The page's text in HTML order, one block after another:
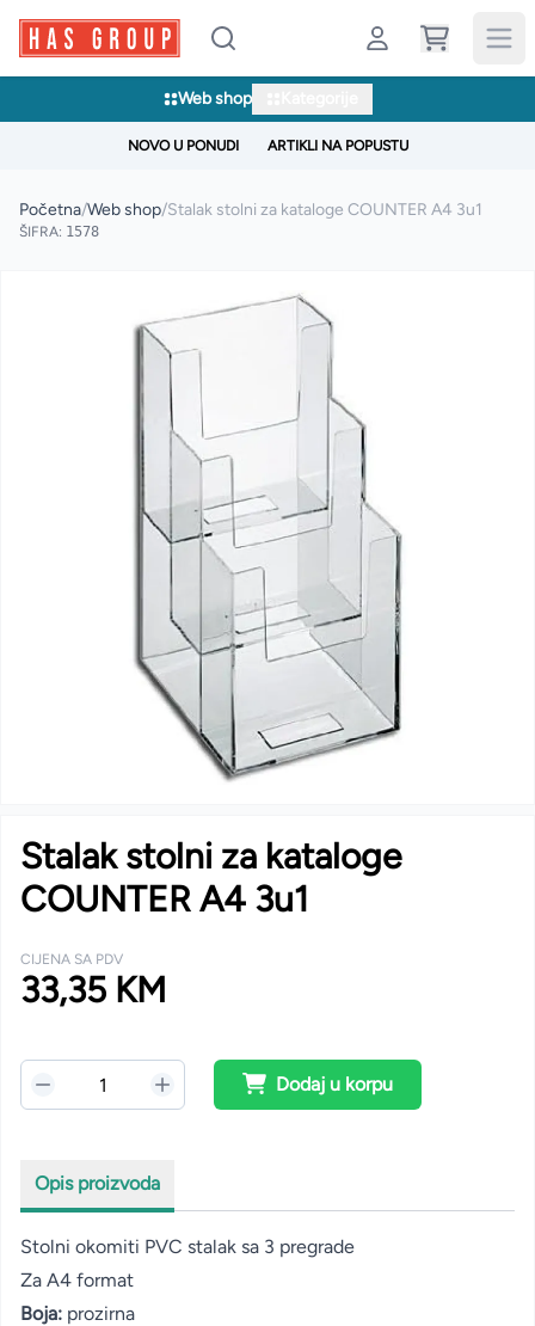
Web shop
NOVO U PONUDI ARTIKLI NA POPUSTU
Početna/Web shop/Stalak stolni za kataloge COUNTER A4 3u1
ŠIFRA: 1578
Stalak stolni za kataloge
COUNTER A4 3u1
CIJENA SA PDV
33,35 KM
Dodaj u korpu
Opis proizvoda
Stolni okomiti PVC stalak sa 3 pregrade
Za A4 format
Boja: prozirna